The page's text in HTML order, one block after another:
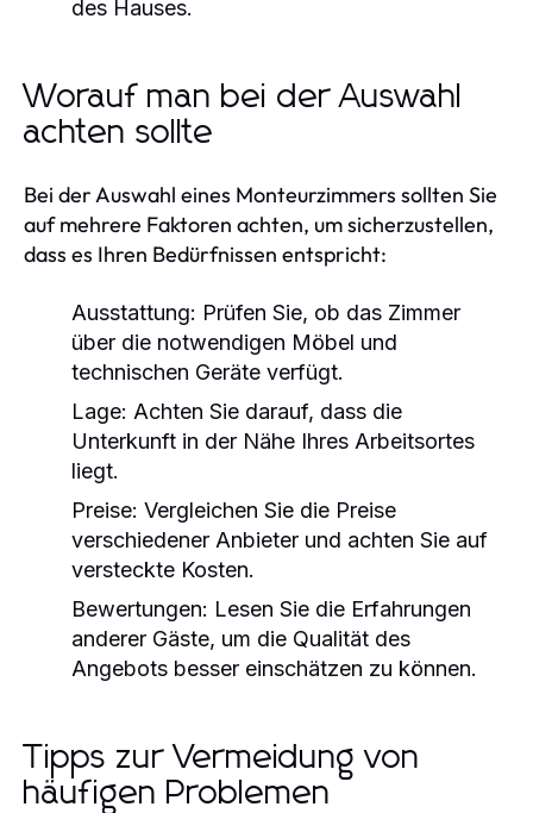
des Hauses.
Worauf man bei der Auswahl
achten sollte
Bei der Auswahl eines Monteurzimmers sollten Sie
auf mehrere Faktoren achten, um sicherzustellen,
dass es Ihren Bedürfnissen entspricht:
Ausstattung: Prüfen Sie, ob das Zimmer
über die notwendigen Möbel und
technischen Geräte verfügt.
Lage: Achten Sie darauf, dass die
Unterkunft in der Nähe Ihres Arbeitsortes
liegt.
Preise: Vergleichen Sie die Preise
verschiedener Anbieter und achten Sie auf
versteckte Kosten.
Bewertungen: Lesen Sie die Erfahrungen
anderer Gäste, um die Qualität des
Angebots besser einschätzen zu können.
Tipps zur Vermeidung von
häufigen Problemen